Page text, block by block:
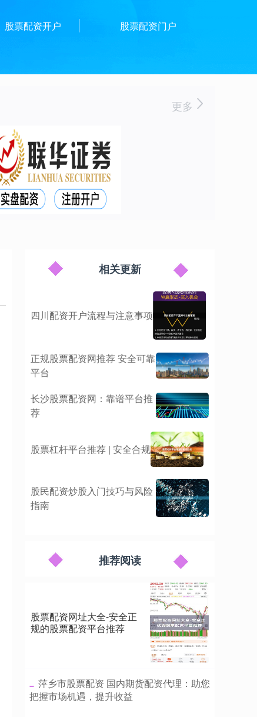
股票配资开户 股票配资门户
更多
相关更新
四川配资开户流程与注意事项
正规股票配资网推荐 安全可靠
平台
长沙股票配资网：靠谱平台推
荐
股票杠杆平台推荐 | 安全合规
股民配资炒股入门技巧与风险
指南
推荐阅读
股票配资网址大全-安全正
规的股票配资平台推荐
​萍乡市股票配资 国内期货配资代理：助您
把握市场机遇，提升收益